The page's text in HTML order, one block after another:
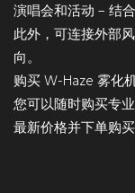
演唱会和活动 – 结
此外，可连接外部
向。
购买 W-Haze 雾化
您可以随时购买专
最新价格并下单购买